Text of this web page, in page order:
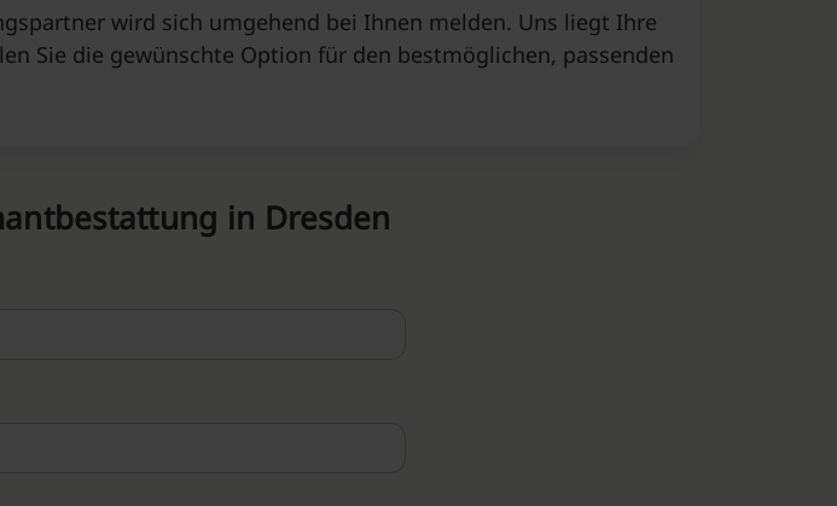
wird sich umgehend bei Ihnen melden. Uns liegt Ihre
Sie die gewünschte Option für den bestmöglichen, passenden
in Dresden